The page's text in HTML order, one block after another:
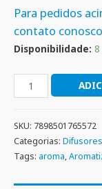
Para pedidos
contato
Disponibilidade:
SKU: 7898501765572
Categorias: Difusores
Tags: aroma,